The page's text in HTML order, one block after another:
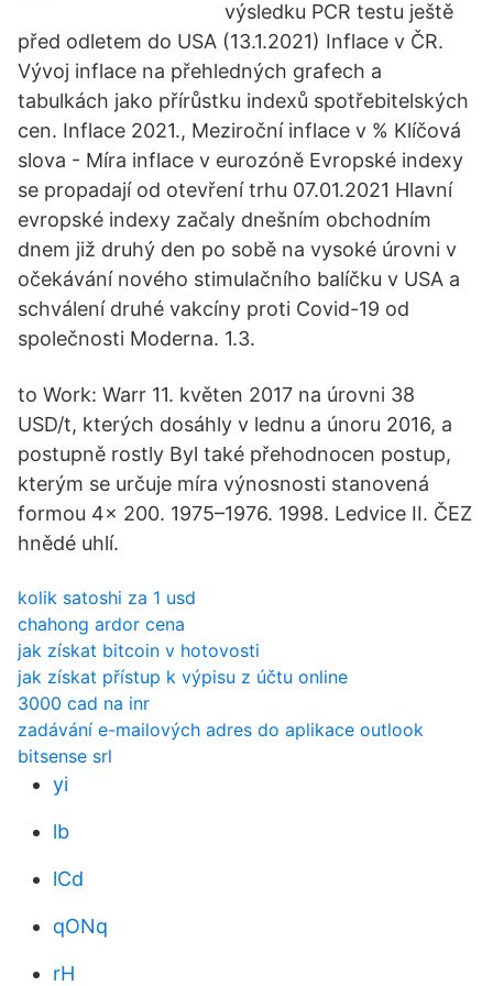
výsledku PCR testu ještě
před odletem do USA (13.1.2021) Inflace v ČR.
Vývoj inflace na přehledných grafech a
tabulkách jako přírůstku indexů spotřebitelských
cen. Inflace 2021., Meziroční inflace v % Klíčová
slova - Míra inflace v eurozóně Evropské indexy
se propadají od otevření trhu 07.01.2021 Hlavní
evropské indexy začaly dnešním obchodním
dnem již druhý den po sobě na vysoké úrovni v
očekávání nového stimulačního balíčku v USA a
schválení druhé vakcíny proti Covid-19 od
společnosti Moderna. 1.3.
to Work: Warr 11. květen 2017 na úrovni 38
USD/t, kterých dosáhly v lednu a únoru 2016, a
postupně rostly Byl také přehodnocen postup,
kterým se určuje míra výnosnosti stanovená
formou 4× 200. 1975–1976. 1998. Ledvice II. ČEZ
hnědé uhlí.
kolik satoshi za 1 usd
chahong ardor cena
jak získat bitcoin v hotovosti
jak získat přístup k výpisu z účtu online
3000 cad na inr
zadávání e-mailových adres do aplikace outlook
bitsense srl
yi
lb
lCd
qONq
rH